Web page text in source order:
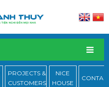
PROJECTS &
CUSTOMERS
NICE
HOUSE